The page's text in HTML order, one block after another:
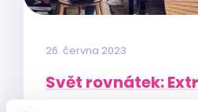
26. června 2023
Svět rovnátek: